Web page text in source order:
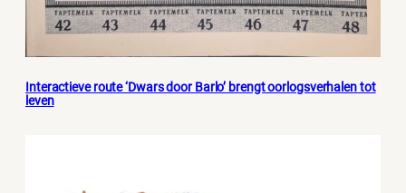
Interactieve route ‘Dwars door Barlo’ brengt oorlogsverhalen tot
leven